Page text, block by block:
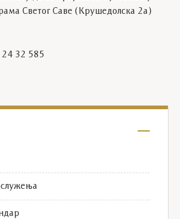
Светог Саве (Крушедолска 2а)
32 585